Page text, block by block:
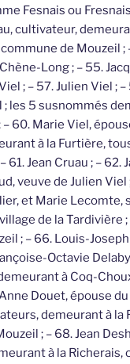
Fesnais ou
cultivateur,
de Mouzeil ;
Long ; – 55.
; – 57. Julien Viel ; –
; les 5 susnommés
– 60. Marie Viel,
à la Furtière,
61. Jean Cruau ; – 62.
veuve de Julien Viel
et Marie Lecomte,
de la Tardivière ;
; – 66. Louis-
Octavie
à Coq-
Douet, épouse
demeurant à la
; – 68. Jean
à la Richerais,